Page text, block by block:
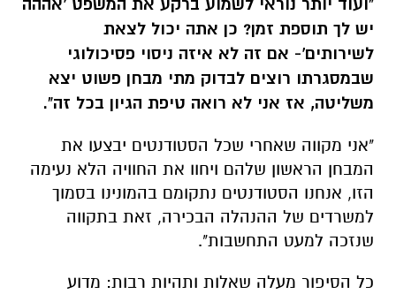
יש לך תוספת זמן? כן אתה יכול לצאת
לשירותים'- אם זה לא איזה ניסוי פסיכולוגי
שבמסגרתו רוצים לבדוק מתי מבחן פשוט יצא
משליטה, אז אני לא רואה טיפת הגיון בכל זה".
"אני מקווה שאחרי שכל הסטודנטים יבצעו את
המבחן הראשון שלהם ויחוו את החוויה הלא נעימה
הזו, אנחנו הסטודנטים נתקומם בהמונינו בסמוך
למשרדים של ההנהלה הבכירה, זאת בתקווה
שנזכה למעט התחשבות".
כל הסיפור מעלה שאלות ותהיות רבות: מדוע